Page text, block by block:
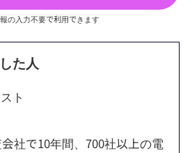
の入力不要で利用できます
た人
ト
社で10年間、700社以上の電